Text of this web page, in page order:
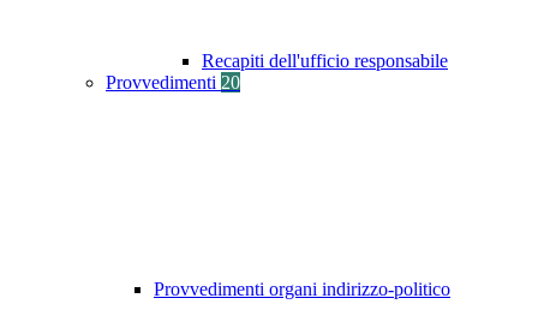
Recapiti dell'ufficio responsabile
Provvedimenti 20
Provvedimenti organi indirizzo-politico